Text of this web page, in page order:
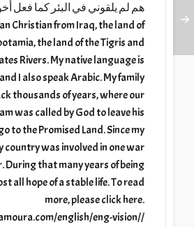
Christian from Iraq, the land of
the land of the Tigris and
Rivers. My native language is
I also speak Arabic. My family
thousands of years, where our
was called by God to leave his
to the Promised Land. Since my
country was involved in one war
During that many years of being
all hope of a stable life. To read
more, please click here.
english/eng-vision//